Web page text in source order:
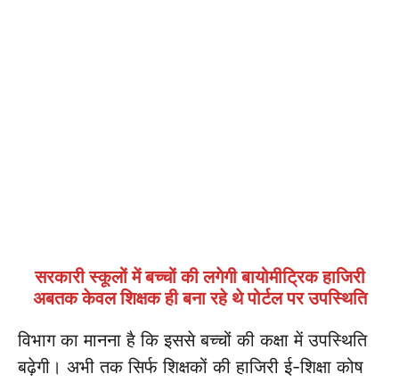
सरकारी स्कूलों में बच्चों की लगेगी बायोमीट्रिक हाजिरी
अबतक केवल शिक्षक ही बना रहे थे पोर्टल पर उपस्थिति
विभाग का मानना है कि इससे बच्चों की कक्षा में उपस्थिति
बढ़ेगी। अभी तक सिर्फ शिक्षकों की हाजिरी ई-शिक्षा कोष